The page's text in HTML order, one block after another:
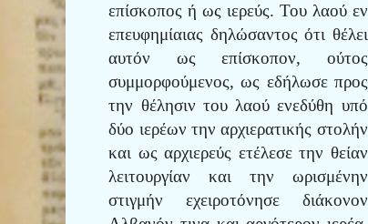
επίσκοπος ή ως ιερεύς. Του λαού εν
επευφημίαιας δηλώσαντος ότι θέλει
αυτόν ως επίσκοπον, ούτος
συμμορφούμενος, ως εδήλωσε προς
την θέλησιν του λαού ενεδύθη υπό
δύο ιερέων την αρχιερατικής στολήν
και ως αρχιερεύς ετέλεσε την θείαν
λειτουργίαν και την ωρισμένην
στιγμήν εχειροτόνησε διάκονον